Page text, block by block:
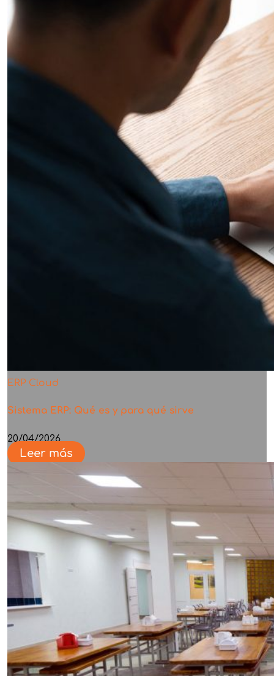
ERP Cloud
Sistema ERP: Qué es y para qué sirve
20/04/2026
Leer más